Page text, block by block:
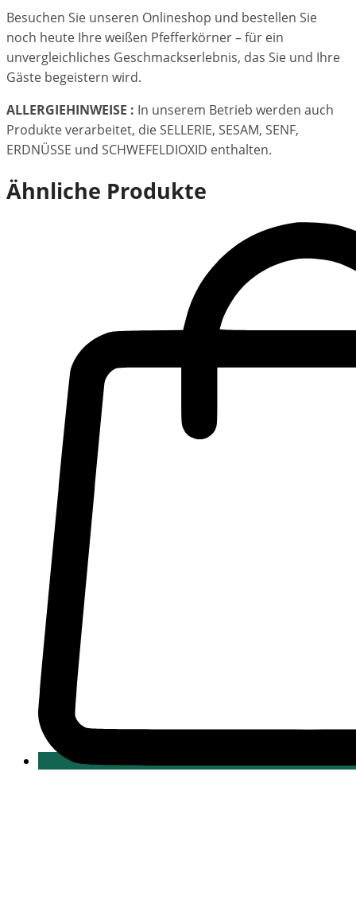
Besuchen Sie unseren Onlineshop und bestellen Sie
noch heute Ihre weißen Pfefferkörner – für ein
unvergleichliches Geschmackserlebnis, das Sie und Ihre
Gäste begeistern wird.
ALLERGIEHINWEISE : In unserem Betrieb werden auch
Produkte verarbeitet, die SELLERIE, SESAM, SENF,
ERDNÜSSE und SCHWEFELDIOXID enthalten.
Ähnliche Produkte